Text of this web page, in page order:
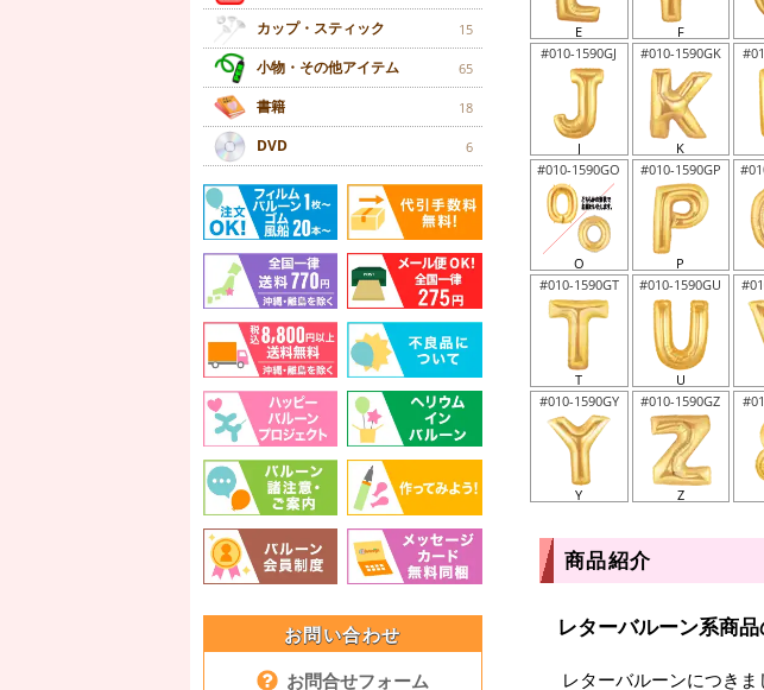
カップ・スティック 15
小物・その他アイテム 65
書籍 18
DVD 6
お問い合わせ
お問合せフォーム
E F
#010-1590GJ
J
#010-1590GK
K
#010-1590GO
O
#010-1590GP
P
#010-1590GT
T
#010-1590GU
U
#010-1590GY
Y
#010-1590GZ
Z
商品紹介
レターバルーン系商
レターバルーンにつきま